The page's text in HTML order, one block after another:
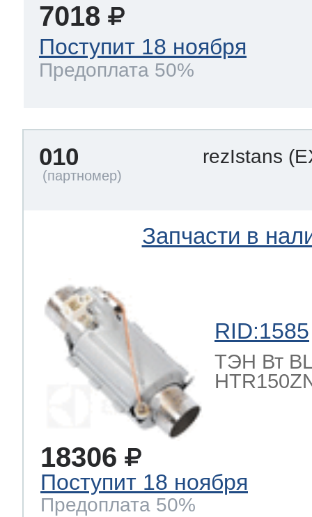
7018
Поступит 18 ноября
Предоплата 50%
010 rezIstans
Запчасти в
RID:1585
ТЭН Вт
18306
Поступит 18 ноября
Предоплата 50%